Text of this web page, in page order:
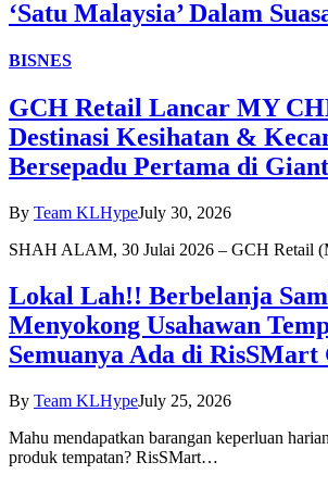
‘Satu Malaysia’ Dalam
BISNES
GCH Retail Lancar MY
Destinasi Kesihatan &
Bersepadu Pertama di
By Team KLHypeJuly 30, 2026
SHAH ALAM, 30 Julai 2026 – GCH Retail
Lokal Lah!! Berbelanja
Menyokong Usahawan
Semuanya Ada di RisSMart
By Team KLHypeJuly 25, 2026
Mahu mendapatkan barangan keperluan
produk tempatan? RisSMart…